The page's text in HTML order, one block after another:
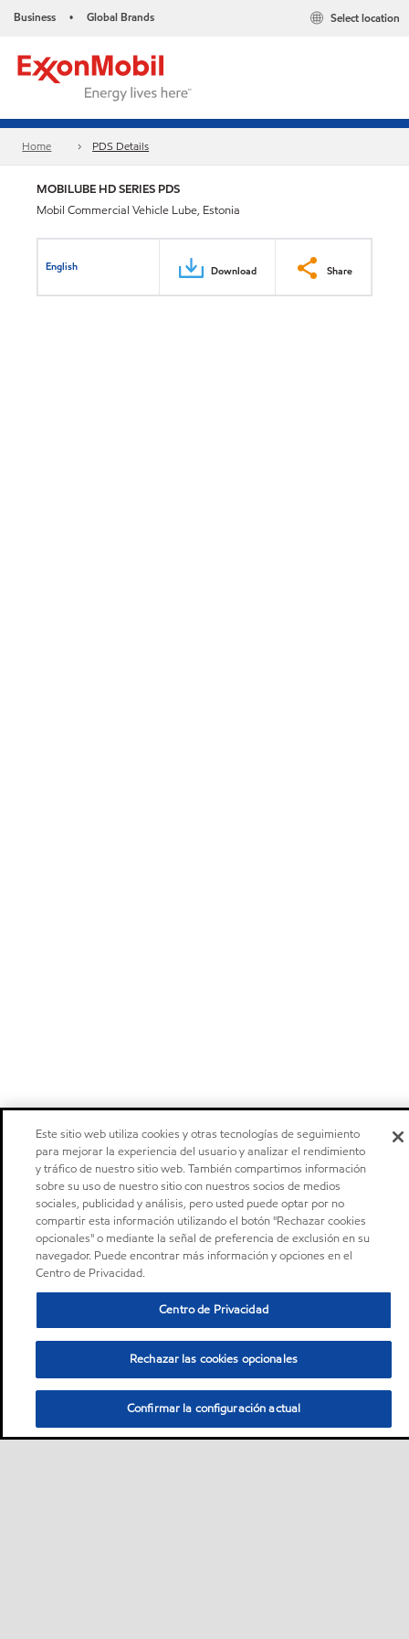
Business • Global Brands Select location
Home PDS Details
MOBILUBE HD SERIES PDS
Mobil Commercial Vehicle Lube, Estonia
English Download Share
Este sitio web utiliza cookies y otras tecnologías de seguimiento
para mejorar la experiencia del usuario y analizar el rendimiento
y tráfico de nuestro sitio web. También compartimos información
sobre su uso de nuestro sitio con nuestros socios de medios
sociales, publicidad y análisis, pero usted puede optar por no
compartir esta información utilizando el botón "Rechazar cookies
opcionales" o mediante la señal de preferencia de exclusión en su
navegador. Puede encontrar más información y opciones en el
Centro de Privacidad.
Centro de Privacidad
Rechazar las cookies opcionales
Confirmar la configuración actual